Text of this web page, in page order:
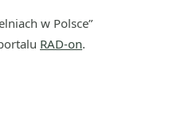
w Polsce”
RAD-on.